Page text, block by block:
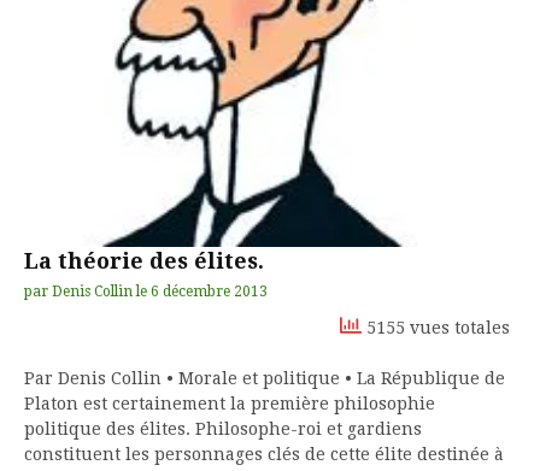
La théorie des élites.
par Denis Collin le 6 décembre 2013
5155 vues totales
Par Denis Collin • Morale et politique • La République de
Platon est certainement la première philosophie
politique des élites. Philosophe-roi et gardiens
constituent les personnages clés de cette élite destinée à